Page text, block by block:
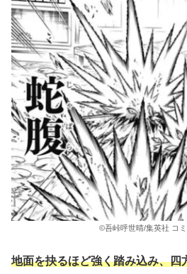
©吾峠呼世晴/集英社 コ
地面を抉るほど強く踏み込み、四